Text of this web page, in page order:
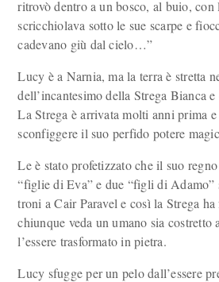
ritrovò dentro a un bosco, al buio, con
scricchiolava sotto le sue scarpe e
cadevano giù dal cielo…”
Lucy è a Narnia, ma la terra è stretta
dell’incantesimo della Strega Bianca
La Strega è arrivata molti anni prima
sconfiggere il suo perfido potere
Le è stato profetizzato che il suo
“figlie di Eva” e due “figli di Adamo”
troni a Cair Paravel e così la Strega
chiunque veda un umano sia costretto
l’essere trasformato in pietra.
Lucy sfugge per un pelo dall’essere